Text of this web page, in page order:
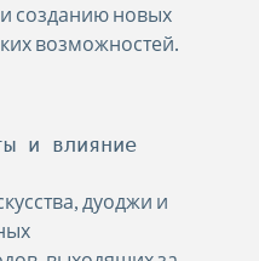
созданию новых
возможностей.
и влияние
дуоджи и